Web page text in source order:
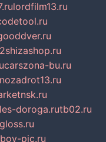
lordfilm13.ru
2shizashop.ru
carszona-bu.ru
doroga.rutb02.ru
pic.ru